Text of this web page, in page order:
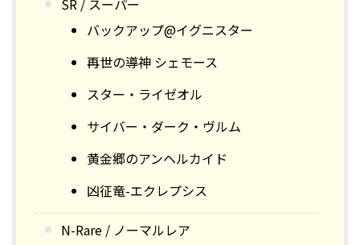
SR / スーパー
バックアップ@イグニスター
再世の導神 シェモース
スター・ライゼオル
サイバー・ダーク・ヴルム
黄金郷のアンヘルカイド
凶征竜-エクレプシス
N-Rare / ノーマルレア